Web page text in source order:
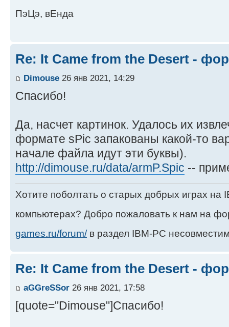
ПэЦэ, вЕнда
Re: It Came from the Desert -
Dimouse 26 янв 2021, 14:29
Спасибо!
Да, насчет картинок. Удалось их
формате sPic запакованы какой-то
начале файла идут эти буквы).
http://dimouse.ru/data/armP.Spic --
Хотите поболтать о старых добрых играх на
компьютерах? Добро пожаловать к нам на
games.ru/forum/в раздел IBM-PC
Re: It Came from the Desert -
aGGreSSor 26 янв 2021, 17:58
[quote="Dimouse"]Спасибо!